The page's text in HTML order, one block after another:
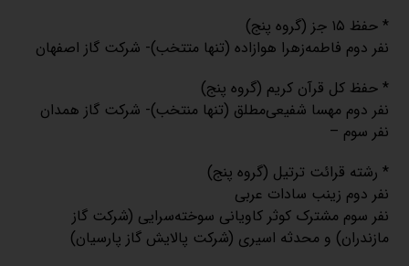
* حفظ ۱۵ جز (گروه پنج)
نفر دوم فاطمه‌زهرا هوازاده (تنها متتخب)- شرکت گاز اصفهان
* حفظ کل قرآن کریم (گروه پنج)
نفر دوم مهسا شفیعی‌مطلق (تنها منتخب)- شرکت گاز همدان
نفر سوم –
* رشته قرائت ترتیل (گروه پنج)
نفر دوم زینب سادات عربی
نفر سوم مشترک کوثر کاویانی سوخته‌سرایی (شرکت گاز
مازندران) و محدثه اسیری (شرکت پالایش گاز پارسیان)